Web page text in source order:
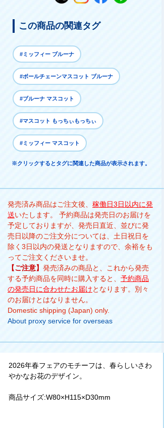
この商品の関連タグ
#ミッフィー ブルーナ
#ボールチェーンマスコット ブルーナ
#ブルーナ マスコット
#マスコット もっちぃもっちぃ
#ミッフィー マスコット
※クリックするとタグに関連した商品が表示されます。
発売済み商品はご注文後、 稼働日3日以内に発
送いたします。 予約商品は発売日のお届けを
予定しておりますが、発売日直近、並びに発
売日以降のご注文分については、土日祝日を
除く3日以内の発送となりますので、余裕をも
ってご注文くださいませ。
【ご注意】 発売済みの商品と、これから発売
する予約商品を同時に購入すると、 予約商品
の発売日に合わせたお届けとなります。別々
のお届けとはなりません。
Domestic shipping (Japan) only.
About proxy service for overseas
2026年春フェアのモチーフは、春らしいさわ
かなお花のデザイン。
商品サイズ:W80×H115×D30mm